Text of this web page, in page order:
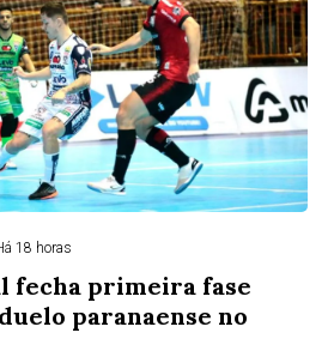
18 horas
fecha primeira fase
paranaense no